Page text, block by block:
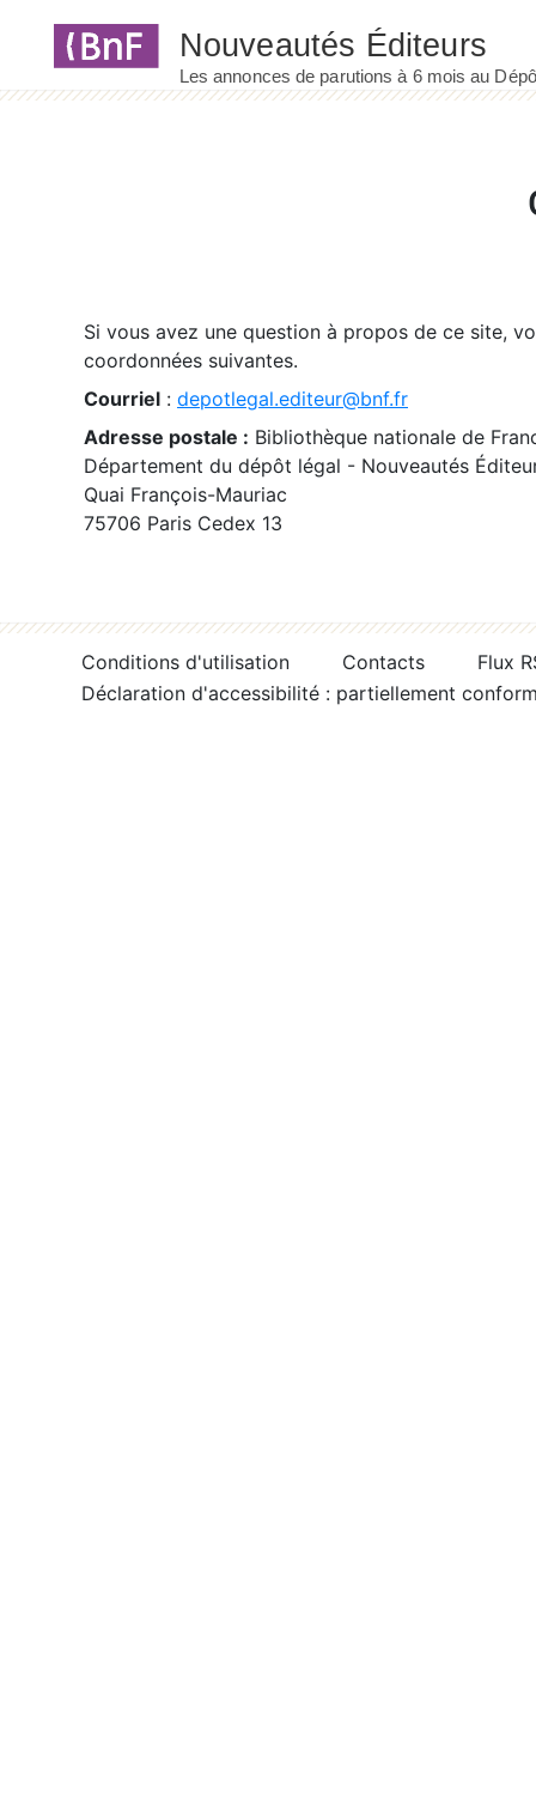
Si vous avez une question à propos de ce site,
coordonnées suivantes.
Courriel : depotlegal.editeur@bnf.fr
Adresse postale : Bibliothèque nationale de
Département du dépôt légal - Nouveautés
Quai François-Mauriac
75706 Paris Cedex 13
Conditions d'utilisation Contacts
Flux
Déclaration d'accessibilité : partiellement